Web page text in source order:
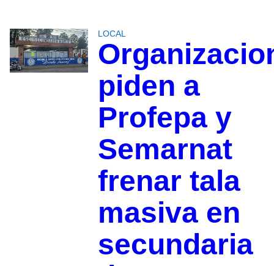
LOCAL
piden a
Profepa y
Semarnat
frenar tala
masiva en
secundaria